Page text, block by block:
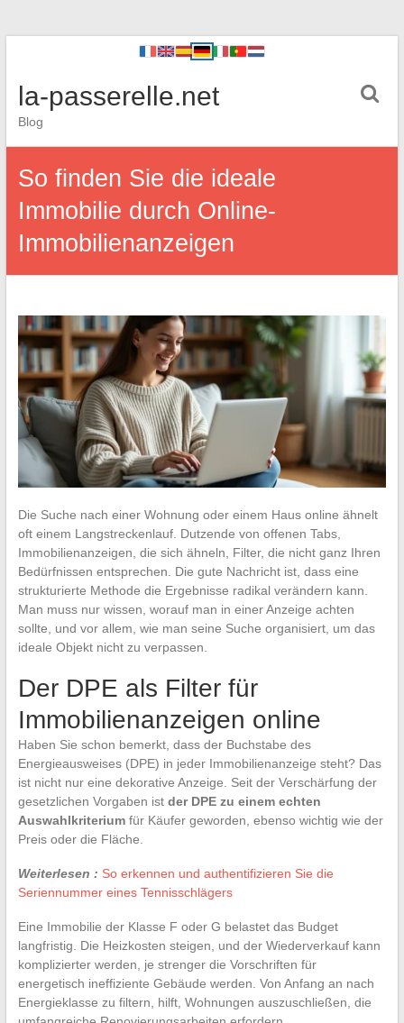
la-passerelle.net
Blog
So finden Sie die ideale
Immobilie durch Online-
Immobilienanzeigen
Die Suche nach einer Wohnung oder einem Haus online ähnelt
oft einem Langstreckenlauf. Dutzende von offenen Tabs,
Immobilienanzeigen, die sich ähneln, Filter, die nicht ganz Ihren
Bedürfnissen entsprechen. Die gute Nachricht ist, dass eine
strukturierte Methode die Ergebnisse radikal verändern kann.
Man muss nur wissen, worauf man in einer Anzeige achten
sollte, und vor allem, wie man seine Suche organisiert, um das
ideale Objekt nicht zu verpassen.
Der DPE als Filter für
Immobilienanzeigen online
Haben Sie schon bemerkt, dass der Buchstabe des
Energieausweises (DPE) in jeder Immobilienanzeige steht? Das
ist nicht nur eine dekorative Anzeige. Seit der Verschärfung der
gesetzlichen Vorgaben ist der DPE zu einem echten
Auswahlkriteriumfür Käufer geworden, ebenso wichtig wie der
Preis oder die Fläche.
Weiterlesen : So erkennen und authentifizieren Sie die
Seriennummer eines Tennisschlägers
Eine Immobilie der Klasse F oder G belastet das Budget
langfristig. Die Heizkosten steigen, und der Wiederverkauf kann
komplizierter werden, je strenger die Vorschriften für
energetisch ineffiziente Gebäude werden. Von Anfang an nach
Energieklasse zu filtern, hilft, Wohnungen auszuschließen, die